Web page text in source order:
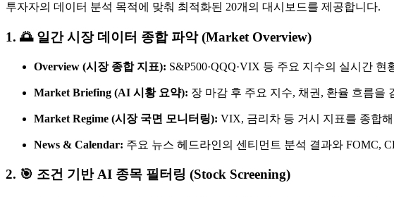
투자자의 데이터 분석 목적에 맞춰 최적화된 20개의 대시보드를 제공합니다.
1. 🌅 일간 시장 데이터 종합 파악 (Market Overview)
Overview (시장 종합 지표): S&P500·QQQ·VIX 등 주요 지수의 실시간
Market Briefing (AI 시황 요약): 장 마감 후 주요 지수, 채권, 환율 흐름을
Market Regime (시장 국면 모니터링): VIX, 금리차 등 거시 지표를 종합
News & Calendar: 주요 뉴스 헤드라인의 센티먼트 분석 결과와 FOMC,
2. 🎯 조건 기반 AI 종목 필터링 (Stock Screening)